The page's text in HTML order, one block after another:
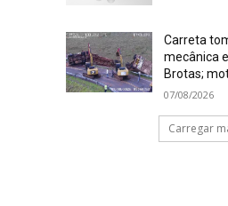
Carreta
mecânica
Brotas;
07/08/2026
Carregar